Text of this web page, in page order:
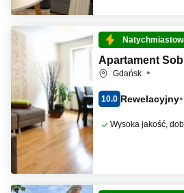
Apartament
Gdańsk
10.0 Rewelacyjny
Wysoka jakość,